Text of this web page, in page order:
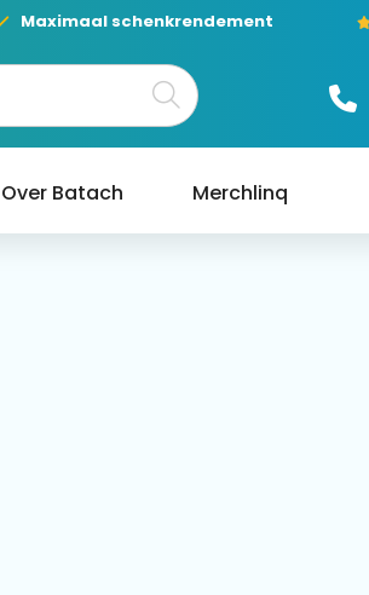
Maximaal schenkrendement
Over Batach Merchlinq